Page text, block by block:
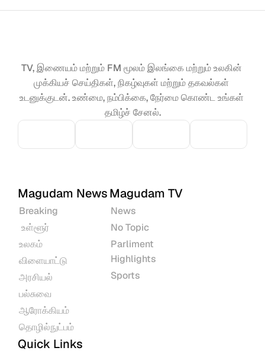
TV, இணையம் மற்றும் FM மூலம் இலங்கை மற்றும் உலகின்
முக்கியச் செய்திகள், நிகழ்வுகள் மற்றும் தகவல்கள்
உடனுக்குடன். உண்மை, நம்பிக்கை, நேர்மை கொண்ட உங்கள்
தமிழ்ச் சேனல்.
Magudam News
Breaking
உள்ளூர்
உலகம்
விளையாட்டு
அரசியல்
பல்சுவை
ஆரோக்கியம்
தொழில்நுட்பம்
Magudam TV
News
No Topic
Parliment
Highlights
Sports
Quick Links